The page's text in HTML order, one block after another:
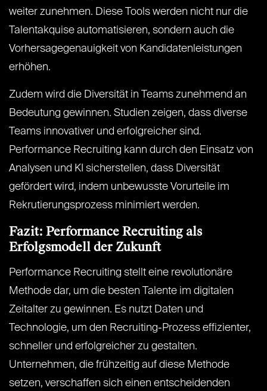
weiter zunehmen. Diese Tools werden nicht nur die
Talentakquise automatisieren, sondern auch die
Vorhersagegenauigkeit von Kandidatenleistungen
erhöhen.
Zudem wird die Diversität in Teams zunehmend an
Bedeutung gewinnen. Studien zeigen, dass diverse
Teams innovativer und erfolgreicher sind.
Performance Recruiting kann durch den Einsatz von
Analysen und KI sicherstellen, dass Diversität
gefördert wird, indem unbewusste Vorurteile im
Rekrutierungsprozess minimiert werden.
Fazit: Performance Recruiting als
Erfolgsmodell der Zukunft
Performance Recruiting stellt eine revolutionäre
Methode dar, um die besten Talente im digitalen
Zeitalter zu gewinnen. Es nutzt Daten und
Technologie, um den Recruiting-Prozess effizienter,
schneller und erfolgreicher zu gestalten.
Unternehmen, die frühzeitig auf diese Methode
setzen, verschaffen sich einen entscheidenden